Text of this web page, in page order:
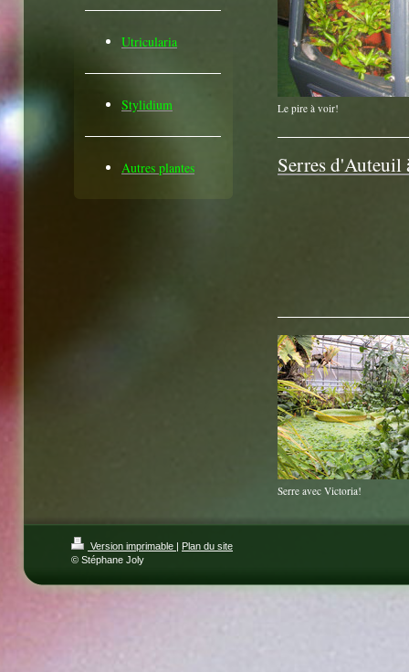
Le pire à voir!
Serres d'Auteuil
Serre avec Victoria!
Utricularia
Stylidium
Autres plantes
Version imprimable | Plan du site
© Stéphane Joly